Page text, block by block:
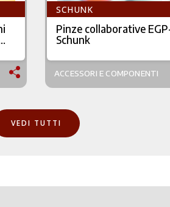
SCHUNK
Pinze collaborative
Schunk
ACCESSORI E COMPONENTI
VEDI TUTTI